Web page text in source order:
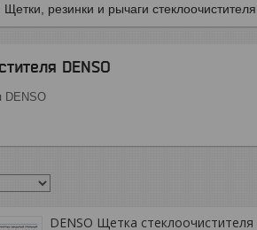
Щетки, резинки и рычаги стеклоочистителя
DENSO
DENSO
DENSO Щетка